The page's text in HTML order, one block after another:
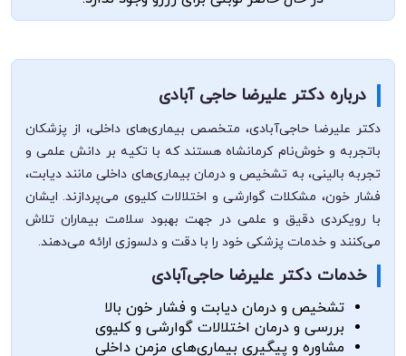
درباره دکتر علیرضا حاجی آبادی
دکتر علیرضا حاجی‌آبادی، متخصص بیماری‌های داخلی، از پزشکان
با‌تجربه و خوش‌نام کرمانشاه هستند که با تکیه بر دانش علمی و
تجربه بالینی، به تشخیص و درمان بیماری‌های داخلی مانند دیابت،
فشار خون، مشکلات گوارشی و اختلالات کلیوی می‌پردازند. ایشان
با رویکردی دقیق و علمی در جهت بهبود سلامت بیماران تلاش
می‌کنند و خدمات پزشکی خود را با دقت و دلسوزی ارائه می‌دهند.
خدمات دکتر علیرضا حاجی‌آبادی
تشخیص و درمان دیابت و فشار خون بالا
بررسی و درمان اختلالات گوارشی و کلیوی
مشاوره و پیگیری بیماری‌های مزمن داخلی